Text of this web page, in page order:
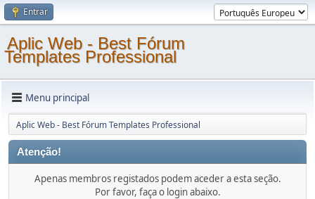
Entrar
Aplic Web - Best Fórum
Templates Professional
Menu principal
Aplic Web - Best Fórum Templates Professional
Atenção!
Apenas membros registados podem aceder a esta seção.
Por favor, faça o login abaixo.